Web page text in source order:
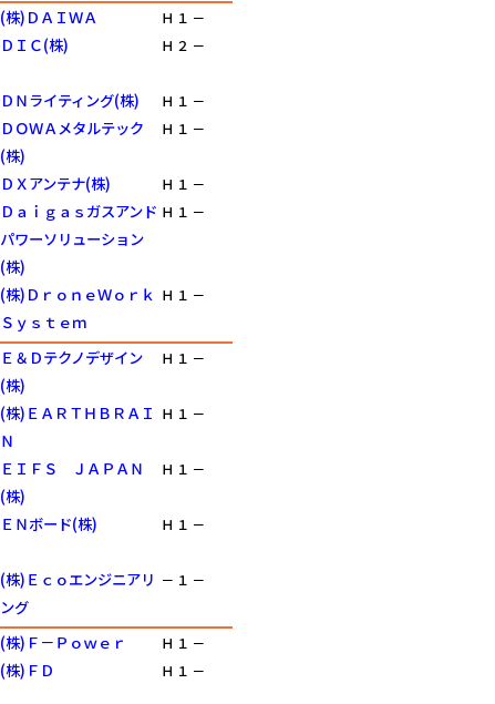
(株)ＤＡＩＷＡ Ｈ １ －
ＤＩＣ(株) Ｈ ２ －
ＤＮライティング(株) Ｈ １ －
ＤＯＷＡメタルテック
(株)
Ｈ １ －
ＤＸアンテナ(株) Ｈ １ －
Ｄａｉｇａｓガスアンド
パワーソリューション
(株)
Ｈ １ －
(株)ＤｒｏｎｅＷｏｒｋ
Ｓｙｓｔｅｍ
Ｈ １ －
Ｅ＆Ｄテクノデザイン
(株)
Ｈ １ －
(株)ＥＡＲＴＨＢＲＡＩ
Ｎ
Ｈ １ －
ＥＩＦＳ ＪＡＰＡＮ
(株)
Ｈ １ －
ＥＮボード(株) Ｈ １ －
(株)Ｅｃｏエンジニアリ
ング
－ １ －
(株)Ｆ－Ｐｏｗｅｒ Ｈ １ －
(株)ＦＤ Ｈ １ －